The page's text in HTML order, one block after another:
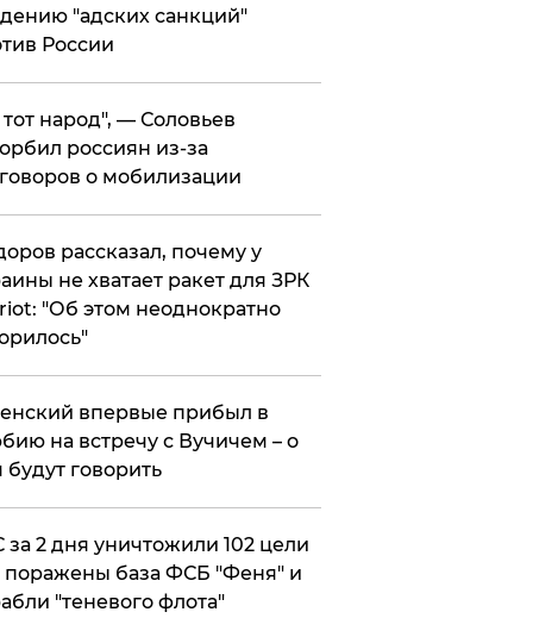
"адских санкций"
России
народ", — Соловьев
россиян из-за
о мобилизации
рассказал, почему у
не хватает ракет для ЗРК
"Об этом неоднократно
впервые прибыл в
на встречу с Вучичем – о
будут говорить
за 2 дня уничтожили 102 цели
база ФСБ "Феня" и
"теневого флота"